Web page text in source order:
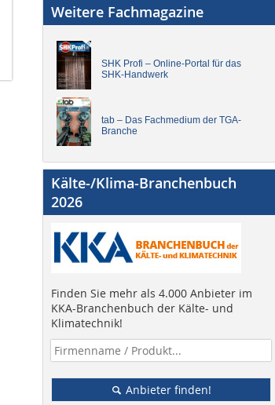
Weitere Fachmagazine
SHK Profi – Online-Portal für das
SHK-Handwerk
tab – Das Fachmedium der TGA-
Branche
Kälte-/Klima-Branchenbuch
2026
Finden Sie mehr als 4.000 Anbieter im
KKA-Branchenbuch der Kälte- und
Klimatechnik!
Anbieter finden!